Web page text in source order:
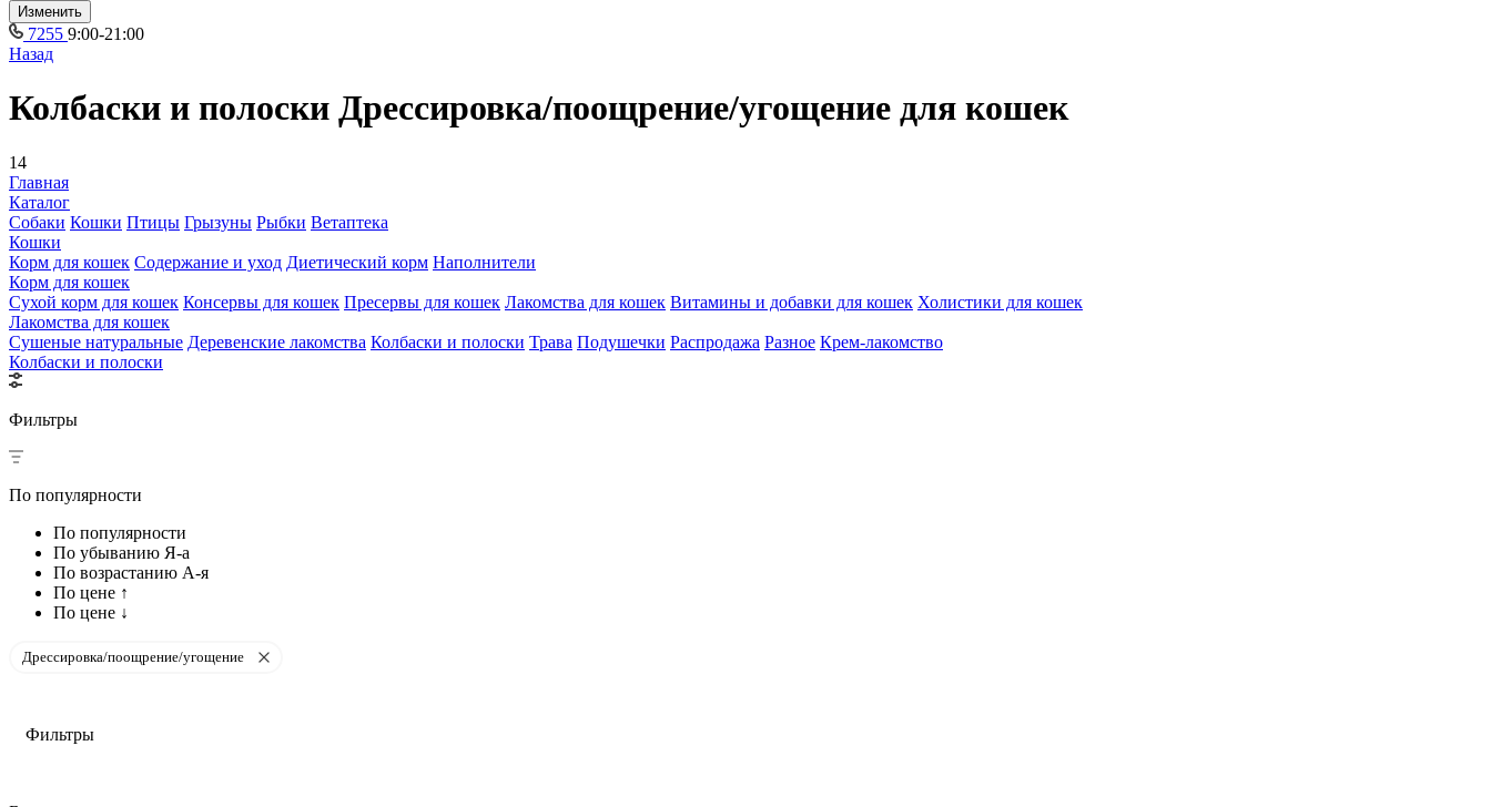
Изменить
7255 9:00-21:00
Назад
Колбаски и полоски Дрессировка/поощрение/угощение для кошек
14
Главная
Каталог
Собаки Кошки Птицы Грызуны Рыбки Ветаптека
Кошки
Корм для кошек Содержание и уход Диетический корм Наполнители
Корм для кошек
Сухой корм для кошек Консервы для кошек Пресервы для кошек Лакомства для кошек Витамины и добавки для кошек Холистики для кошек
Лакомства для кошек
Сушеные натуральные Деревенские лакомства Колбаски и полоски Трава Подушечки Распродажа Разное Крем-лакомство
Колбаски и полоски
Фильтры
По популярности
По популярности
По убыванию Я-а
По возрастанию А-я
По цене ↑
По цене ↓
Дрессировка/поощрение/угощение
Фильтры